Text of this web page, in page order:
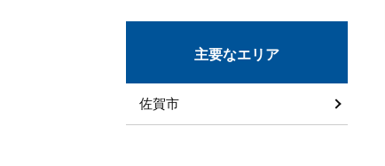
主要なエリア
佐賀市